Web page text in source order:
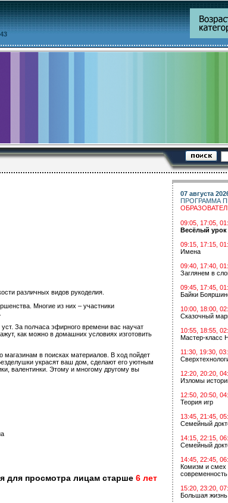
различных видов рукоделия.
Многие из них – участники
За полчаса эфирного времени вас научат
как можно в домашних условиях изготовить
магазинам в поисках материалов. В ход пойдет
украсят ваш дом, сделают его уютным
валентинки. Этому и многому другому вы
для просмотра лицам старше 6 лет
07 августа
ПРОГРАММА
09:05, 17:05,
Весёлый урок
09:15, 17:15,
Имена
09:40, 17:40,
Заглянем в
09:45, 17:45,
Байки
10:00, 18:00,
Сказочный
10:55, 18:55,
Мастер-класс
11:30, 19:30,
12:20, 20:20,
Изломы
12:50, 20:50,
Теория игр
13:45, 21:45,
Семейный
14:15, 22:15,
Семейный
14:45, 22:45,
Комизм и смех
современность
15:20, 23:20,
Большая жизнь